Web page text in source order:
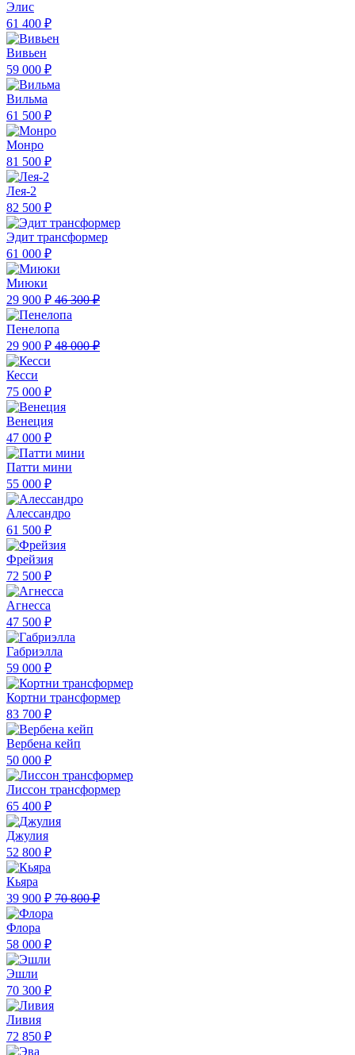
Элис
61 400 ₽
Вивьен
59 000 ₽
Вильма
61 500 ₽
Монро
81 500 ₽
Лея-2
82 500 ₽
Эдит трансформер
61 000 ₽
Миюки
29 900 ₽ 46 300 ₽
Пенелопа
29 900 ₽ 48 000 ₽
Кесси
75 000 ₽
Венеция
47 000 ₽
Патти мини
55 000 ₽
Алессандро
61 500 ₽
Фрейзия
72 500 ₽
Агнесса
47 500 ₽
Габриэлла
59 000 ₽
Кортни трансформер
83 700 ₽
Вербена кейп
50 000 ₽
Лиссон трансформер
65 400 ₽
Джулия
52 800 ₽
Кьяра
39 900 ₽ 70 800 ₽
Флора
58 000 ₽
Эшли
70 300 ₽
Ливия
72 850 ₽